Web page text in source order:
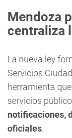
Mendoza
centraliza
La nueva ley
Servicios
herramienta
servicios
notificaciones,
oficiales.